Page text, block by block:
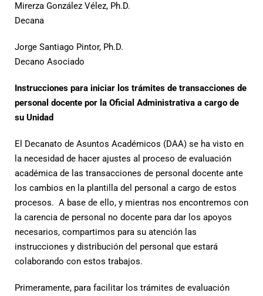
Mirerza González Vélez, Ph.D.
Decana
Jorge Santiago Pintor, Ph.D.
Decano Asociado
Instrucciones para iniciar los trámites de transacciones de
personal docente por la Oficial Administrativa a cargo de
su Unidad
El Decanato de Asuntos Académicos (DAA) se ha visto en
la necesidad de hacer ajustes al proceso de evaluación
académica de las transacciones de personal docente ante
los cambios en la plantilla del personal a cargo de estos
procesos. A base de ello, y mientras nos encontremos con
la carencia de personal no docente para dar los apoyos
necesarios, compartimos para su atención las
instrucciones y distribución del personal que estará
colaborando con estos trabajos.
Primeramente, para facilitar los trámites de evaluación